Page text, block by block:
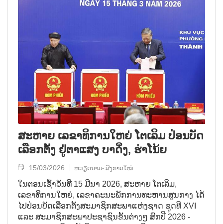
ສະຫາຍ ເລຂາທິການໃຫຍ່ ໂຕເລິມ ປ່ອນບັດ
ເລືອກຕັ້ງ ຢູ່ຕາແສງ ບາດິ່ງ, ຮ່າໂນ້ຍ
15/03/2026 ຫວຽດນາມ- ສັງກາດໃໝ່
ໃນຕອນເຊົ້າວັນທີ 15 ມີນາ 2026, ສະຫາຍ ໂຕເລິມ,
ເລຂາທິການໃຫຍ່, ເລຂາຄະນະພັກການທະຫານສູນກາງ ໄດ້
ໄປປ່ອນບັດເລືອກຕັ້ງສະມາຊິກສະພາແຫ່ງຊາດ ຊຸດທີ XVI
ແລະ ສະມາຊິກສະພາປະຊາຊົນຂັ້ນຕ່າງໆ ສົກປີ 2026 -